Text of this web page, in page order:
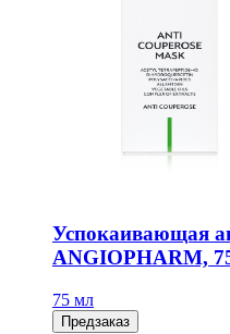
Успокаивающая
ANGIOPHARM,
75 мл
Предзаказ